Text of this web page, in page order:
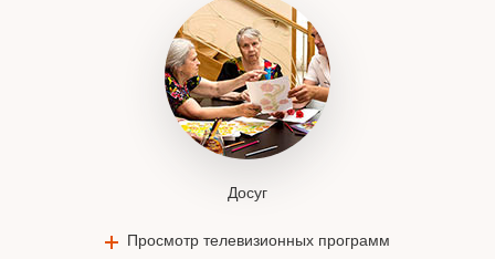
Досуг
Просмотр телевизионных программ